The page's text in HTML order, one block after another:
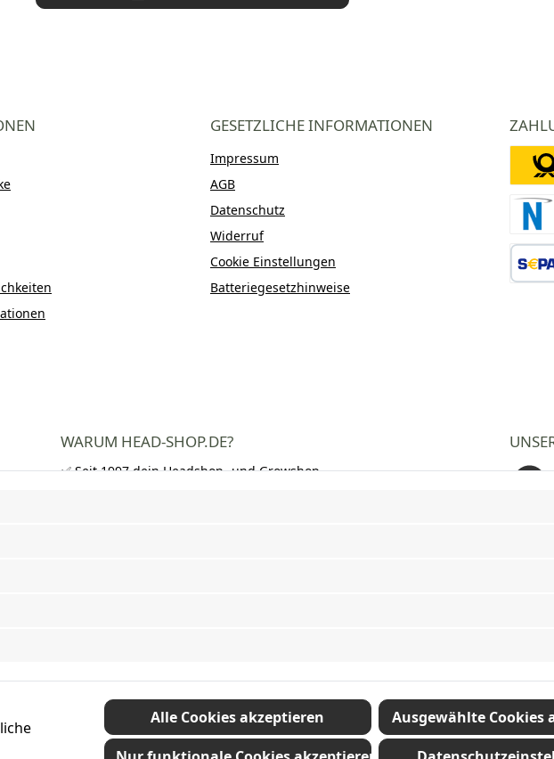
GESETZLICHE INFORMATIONEN
Impressum
AGB
Datenschutz
Widerruf
Cookie Einstellungen
Batteriegesetzhinweise
WARUM HEAD-SHOP.DE?
✅ Seit 1997 dein Headshop- und Growshop-
Alle Cookies akzeptieren
Ausgewählte Cookies